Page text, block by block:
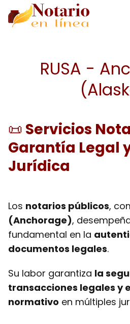
RUSA -
📜 Servicios
Garantía Legal
Jurídica
Los notarios públicos,
(Anchorage),
fundamental en la
documentos legales.
Su labor garantiza la
transacciones legales y
normativo en múltiples